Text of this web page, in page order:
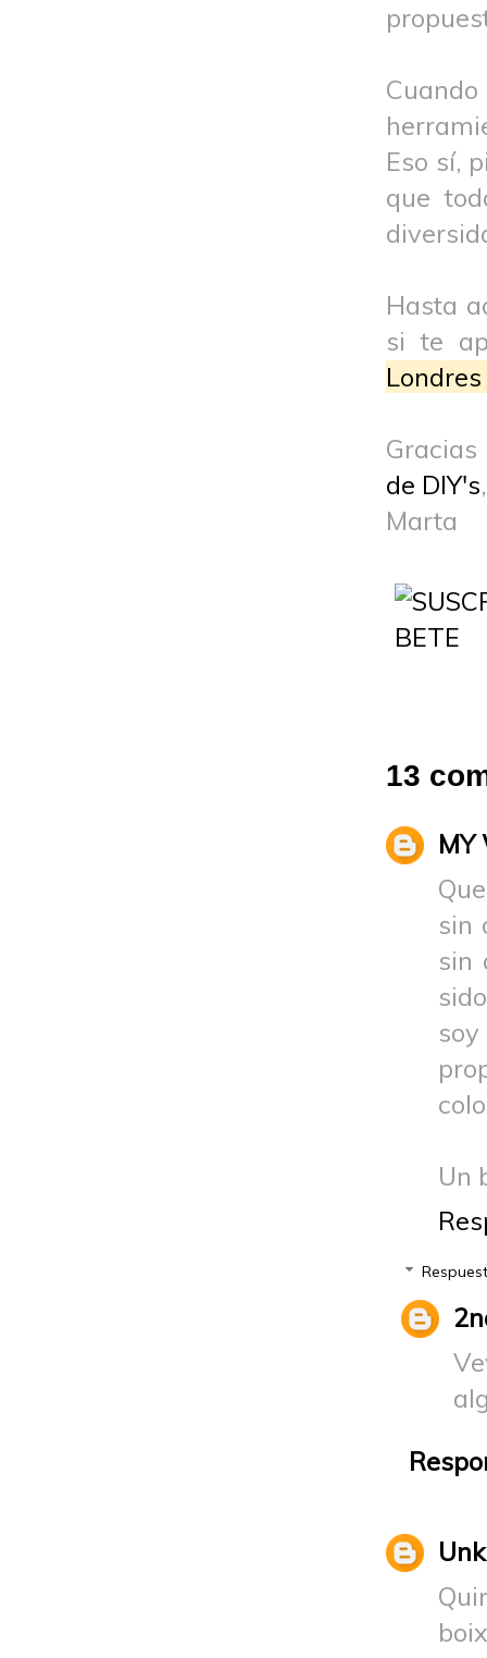
Eso sí,
que
Hasta
si te
Londres
Gracias
de DIY's
Marta
13
MY
sin
sin
Un